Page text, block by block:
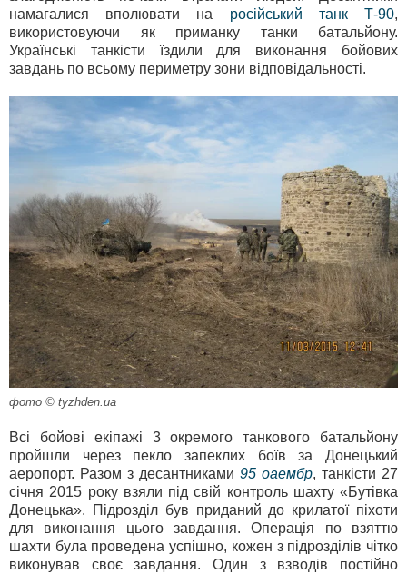
намагалися вполювати на російський танк Т-90,
використовуючи як приманку танки батальйону.
Українські танкісти їздили для виконання бойових
завдань по всьому периметру зони відповідальності.
фото © tyzhden.ua
Всі бойові екіпажі 3 окремого танкового батальйону
пройшли через пекло запеклих боїв за Донецький
аеропорт. Разом з десантниками 95 оаембр, танкісти 27
січня 2015 року взяли під свій контроль шахту «Бутівка
Донецька». Підрозділ був приданий до крилатої піхоти
для виконання цього завдання. Операція по взяттю
шахти була проведена успішно, кожен з підрозділів чітко
виконував своє завдання. Один з взводів постійно